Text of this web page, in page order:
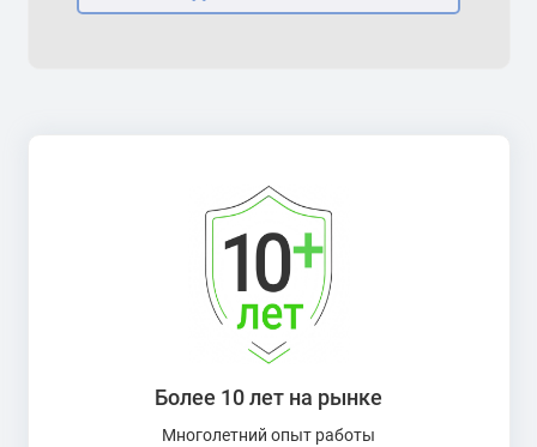
Более 10 лет на рынке
Многолетний опыт работы